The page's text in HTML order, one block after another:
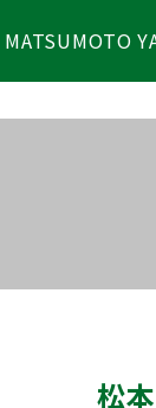
MATSUMOTO
松